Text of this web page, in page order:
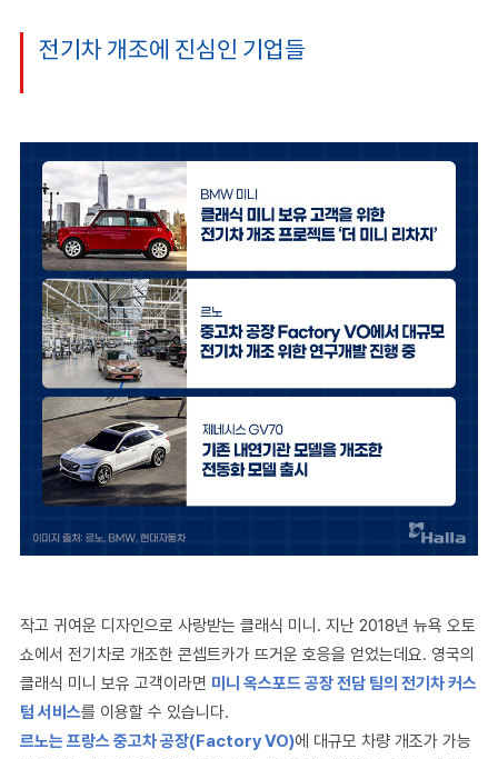
전기차 개조에 진심인 기업들
작고 귀여운 디자인으로 사랑받는 클래식 미니. 지난 2018년 뉴욕 오토
쇼에서 전기차로 개조한 콘셉트카가 뜨거운 호응을 얻었는데요. 영국의
클래식 미니 보유 고객이라면 미니 옥스포드 공장 전담 팀의 전기차 커스
텀 서비스를 이용할 수 있습니다.
르노는 프랑스 중고차 공장(Factory VO)에 대규모 차량 개조가 가능